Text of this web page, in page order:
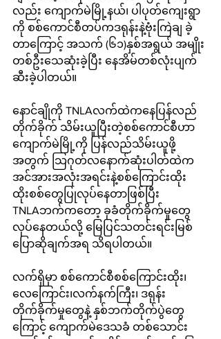
လည်း ကျောက်မဲမြို့နယ်၊ ပါပုတ်ကျေးရွာ
ကို စစ်ကောင်စီတပ်ကဒရုန်းနဲ့ဗုံးကြဲချ ခဲ့
တာကြောင့် အသက် (၆၁)နှစ်အရွယ် အမျိုး
တစ်ဦးသေဆုံးခဲ့ပြီး နေအိမ်တစ်လုံးပျက်
ဆီးခဲ့ပါတယ်။
နောင်ချိုကို TNLAလက်ထဲကနေပြန်လည်
တိုက်ခိုက် သိမ်းယူပြီးတဲ့စစ်ကောင်စီဟာ
ကျောက်မဲမြို့ကို ပြန်လည်သိမ်းယူဖို့
အတွက် သြဂုတ်လနောက်ဆုံးပါတ်ထဲက
အင်အားအလုံးအရင်းနဲ့စစ်ကြောင်းထိုး
ထိုးစစ်တွေပြုလုပ်နေတာဖြစ်ပြီး
TNLAဘက်ကတော့ ခုခံတိုက်ခိုက်မှုတွေ
လုပ်နေတယ်လို့ မြေပြင်သတင်းရင်းမြစ်
ပြောဆိုချက်အရ သိရပါတယ်။
လက်ရှိမှာ စစ်ကောင်စီစစ်ကြောင်းထိုး၊
လေကြောင်း၊လက်နက်ကြီး၊ ဒရုန်း
တိုက်ခိုက်မှုတွေနဲ့ နှစ်ဘက်တိုက်ပွဲတွေ
ကြောင့် ကျောက်မဲဒေသခံ တစ်သောင်း